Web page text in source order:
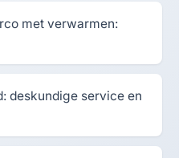
met verwarmen:
deskundige service en